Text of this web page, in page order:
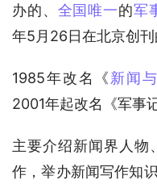
办的、 全国唯一的军
年5月26日在北京创刊
1985年改名《新闻
2001年起改名《军事
主要介绍新闻界人物
作，举办新闻写作知